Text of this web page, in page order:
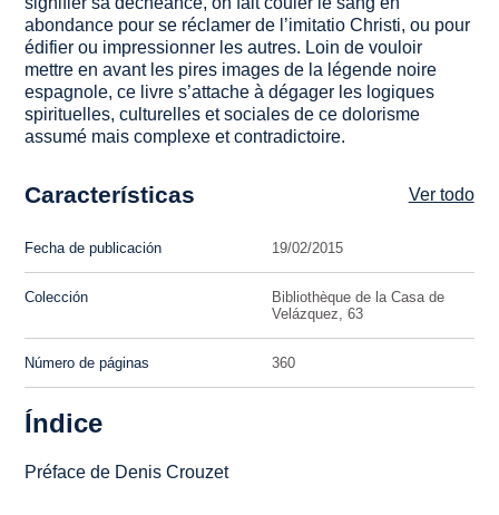
abondance pour se réclamer de l’imitatio Christi, ou pour
édifier ou impressionner les autres. Loin de vouloir
mettre en avant les pires images de la légende noire
espagnole, ce livre s’attache à dégager les logiques
spirituelles, culturelles et sociales de ce dolorisme
assumé mais complexe et contradictoire.
Características Ver todo
Fecha de publicación 19/02/2015
Colección
Bibliothèque de la Casa de
Velázquez, 63
Número de páginas 360
Índice
Préface de Denis Crouzet